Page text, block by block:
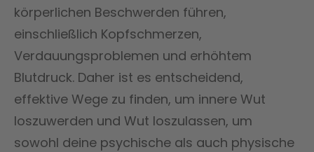
körperlichen Beschwerden führen,
einschließlich Kopfschmerzen,
Verdauungsproblemen und erhöhtem
Blutdruck. Daher ist es entscheidend,
effektive Wege zu finden, um innere Wut
loszuwerden und Wut loszulassen, um
sowohl deine psychische als auch physische